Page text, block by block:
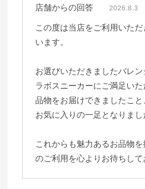
店舗からの回答 2026.8.3
この度は当店をご利用いた
います。
お選びいただきましたバレ
ラボスニーカーにご満足い
品物をお届けできましたこと
お気に入りの一足となりまし
これからも魅力あるお品物
のご利用を心よりお待ちして